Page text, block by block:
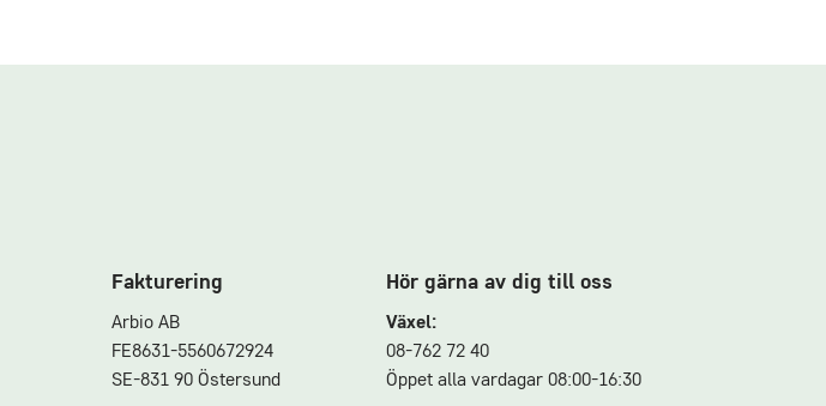
Fakturering
Arbio AB
FE8631-5560672924
SE-831 90 Östersund
Hör gärna av dig till oss
Växel:
08-762 72 40
Öppet alla vardagar 08:00-16:30